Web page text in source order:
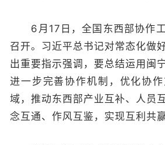
6月17日，全国东西部协作工
召开。习近平总书记对常态化做
出重要指示强调，要总结运用闽
进一步完善协作机制，优化协
域，推动东西部产业互补、人员
念互通、作风互鉴，实现互利共